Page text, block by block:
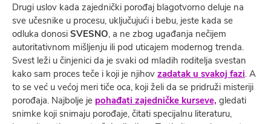
Drugi uslov kada zajednički porođaj blagotvorno deluje na
sve učesnike u procesu, uključujući i bebu, jeste kada se
odluka donosi SVESNO, a ne zbog ugađanja nečijem
autoritativnom mišljenju ili pod uticajem modernog trenda.
Svest leži u činjenici da je svaki od mladih roditelja svestan
kako sam proces teče i koji je njihov zadatak u svakoj fazi. A
to se već u većoj meri tiče oca, koji želi da se pridruži misteriji
porođaja. Najbolje je pohađati zajedničke kurseve, gledati
snimke koji snimaju porođaje, čitati specijalnu literaturu,